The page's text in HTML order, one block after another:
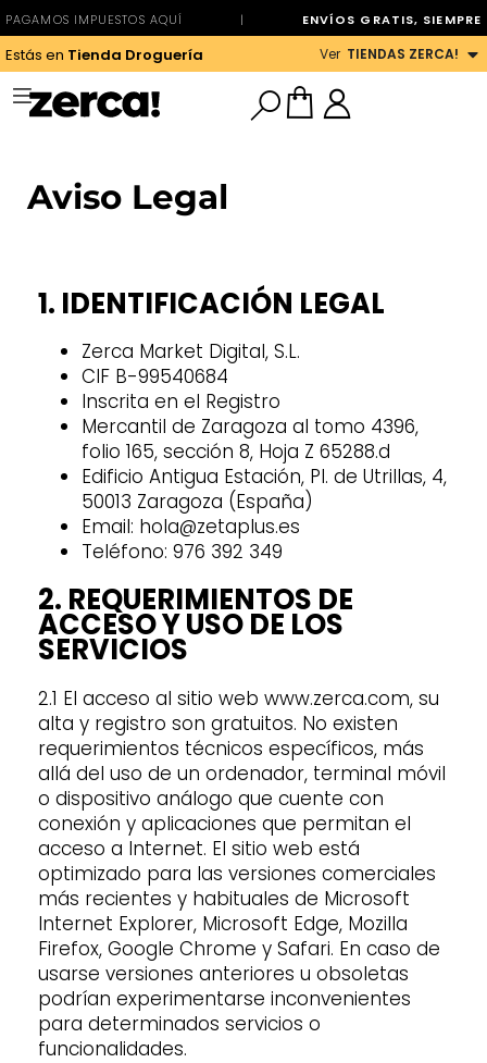
PAGAMOS IMPUESTOS AQUÍ | ENVÍOS GRATIS, SIEMPRE
Estás en Tienda Droguería Ver TIENDAS ZERCA!
Aviso Legal
1. IDENTIFICACIÓN LEGAL
Zerca Market Digital, S.L.
CIF B-99540684
Inscrita en el Registro
Mercantil de Zaragoza al tomo 4396,
folio 165, sección 8, Hoja Z 65288.d
Edificio Antigua Estación, Pl. de Utrillas, 4,
50013 Zaragoza (España)
Email: hola@zetaplus.es
Teléfono: 976 392 349
2. REQUERIMIENTOS DE
ACCESO Y USO DE LOS
SERVICIOS
2.1 El acceso al sitio web www.zerca.com, su
alta y registro son gratuitos. No existen
requerimientos técnicos específicos, más
allá del uso de un ordenador, terminal móvil
o dispositivo análogo que cuente con
conexión y aplicaciones que permitan el
acceso a Internet. El sitio web está
optimizado para las versiones comerciales
más recientes y habituales de Microsoft
Internet Explorer, Microsoft Edge, Mozilla
Firefox, Google Chrome y Safari. En caso de
usarse versiones anteriores u obsoletas
podrían experimentarse inconvenientes
para determinados servicios o
funcionalidades.